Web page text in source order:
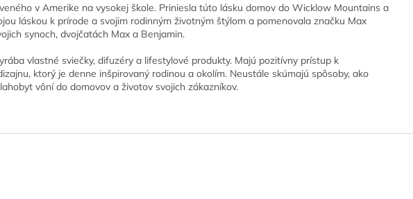
v Amerike na vysokej škole. Priniesla túto lásku domov do Wicklow Mountains a
láskou k prírode a svojim rodinným životným štýlom a pomenovala značku Max
synoch, dvojčatách Max a Benjamin.
vlastné sviečky, difuzéry a lifestylové produkty. Majú pozitívny prístup k
ktorý je denne inšpirovaný rodinou a okolím. Neustále skúmajú spôsoby, ako
vôní do domovov a životov svojich zákazníkov.